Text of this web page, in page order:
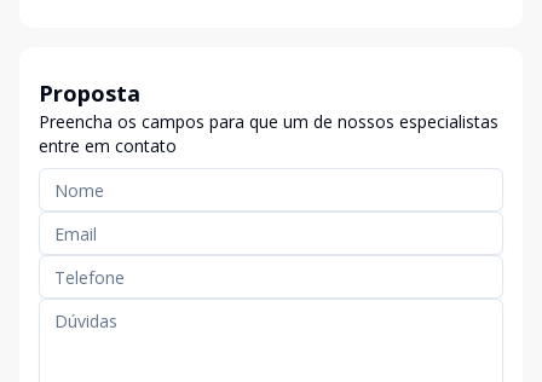
Proposta
Preencha os campos para que um de nossos especialistas
entre em contato